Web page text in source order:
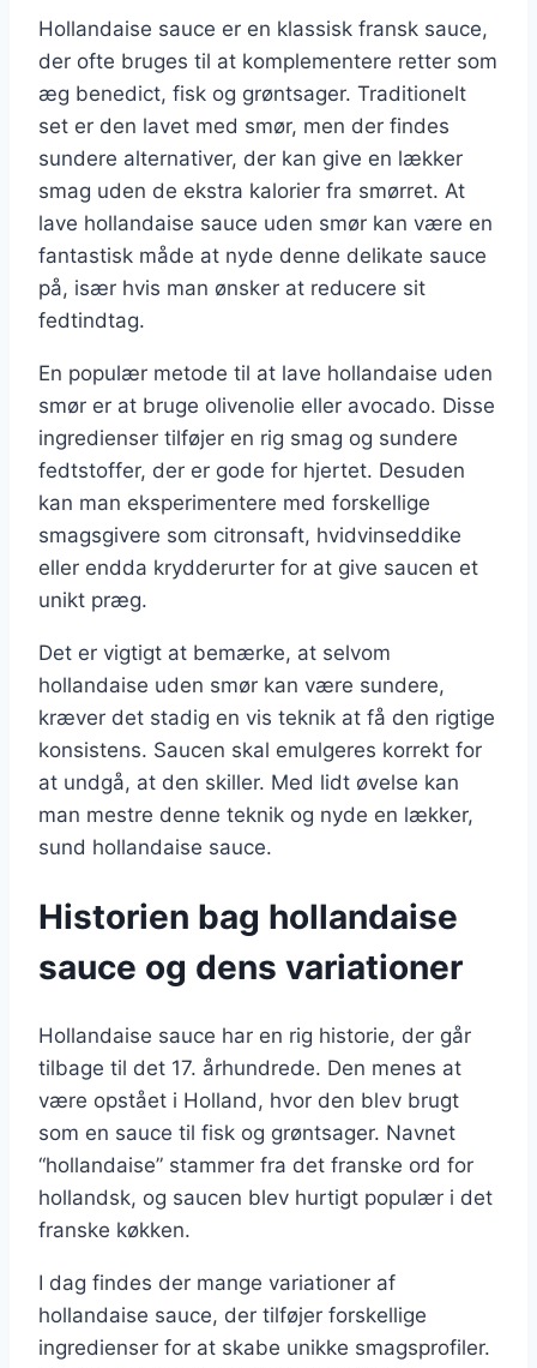
Hollandaise sauce er en klassisk fransk sauce,
der ofte bruges til at komplementere retter som
æg benedict, fisk og grøntsager. Traditionelt
set er den lavet med smør, men der findes
sundere alternativer, der kan give en lækker
smag uden de ekstra kalorier fra smørret. At
lave hollandaise sauce uden smør kan være en
fantastisk måde at nyde denne delikate sauce
på, især hvis man ønsker at reducere sit
fedtindtag.
En populær metode til at lave hollandaise uden
smør er at bruge olivenolie eller avocado. Disse
ingredienser tilføjer en rig smag og sundere
fedtstoffer, der er gode for hjertet. Desuden
kan man eksperimentere med forskellige
smagsgivere som citronsaft, hvidvinseddike
eller endda krydderurter for at give saucen et
unikt præg.
Det er vigtigt at bemærke, at selvom
hollandaise uden smør kan være sundere,
kræver det stadig en vis teknik at få den rigtige
konsistens. Saucen skal emulgeres korrekt for
at undgå, at den skiller. Med lidt øvelse kan
man mestre denne teknik og nyde en lækker,
sund hollandaise sauce.
Historien bag hollandaise
sauce og dens variationer
Hollandaise sauce har en rig historie, der går
tilbage til det 17. århundrede. Den menes at
være opstået i Holland, hvor den blev brugt
som en sauce til fisk og grøntsager. Navnet
“hollandaise” stammer fra det franske ord for
hollandsk, og saucen blev hurtigt populær i det
franske køkken.
I dag findes der mange variationer af
hollandaise sauce, der tilføjer forskellige
ingredienser for at skabe unikke smagsprofiler.